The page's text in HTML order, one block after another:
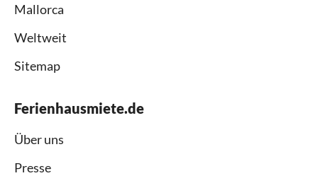
Mallorca
Weltweit
Sitemap
Ferienhausmiete.de
Über uns
Presse